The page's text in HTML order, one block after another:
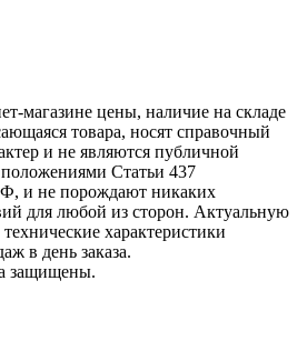
магазине цены, наличие на складе
товара, носят справочный
и не являются публичной
Статьи 437
и не порождают никаких
для любой из сторон. Актуальную
характеристики
в день заказа.
защищены.